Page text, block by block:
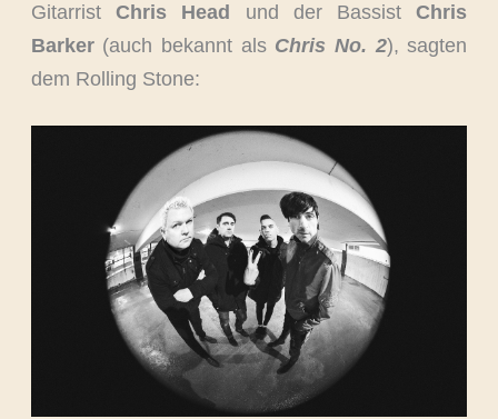
Gitarrist Chris Head und der BassistChris
Barker(auch bekannt als Chris No. 2), sagten
dem Rolling Stone: